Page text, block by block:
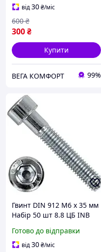
від30₴/міс
300₴
600 ₴
Купити
ВЕГА КОМФОРТ 99%
Гвинт DIN 912 М6 х 35 мм
Набір 50 шт 8.8 ЦБ INB
Готово до відправки
від30₴/міс